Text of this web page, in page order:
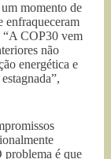
momento de
enfraqueceram
“A COP30 vem
não
energética e
problema é que